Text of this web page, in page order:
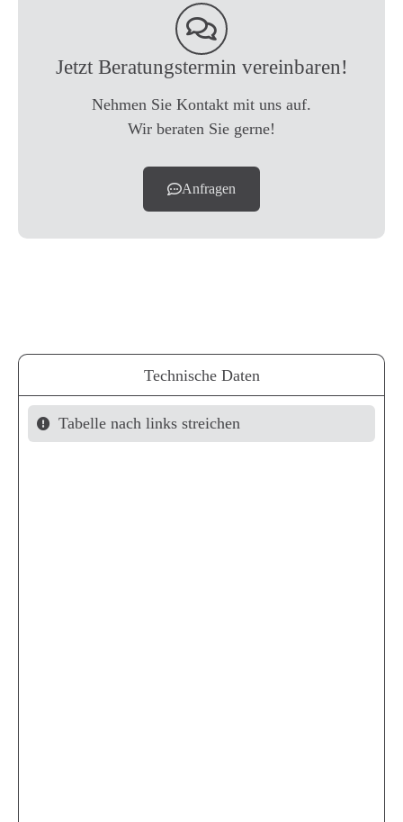
Jetzt Beratungstermin vereinbaren!
Nehmen Sie Kontakt mit uns auf.
Wir beraten Sie gerne!
Anfragen
Technische Daten
Tabelle nach links streichen